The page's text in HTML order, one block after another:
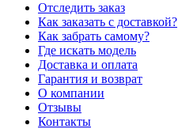
Отследить заказ
Как заказать с доставкой?
Как забрать самому?
Где искать модель
Доставка и оплата
Гарантия и возврат
О компании
Отзывы
Контакты